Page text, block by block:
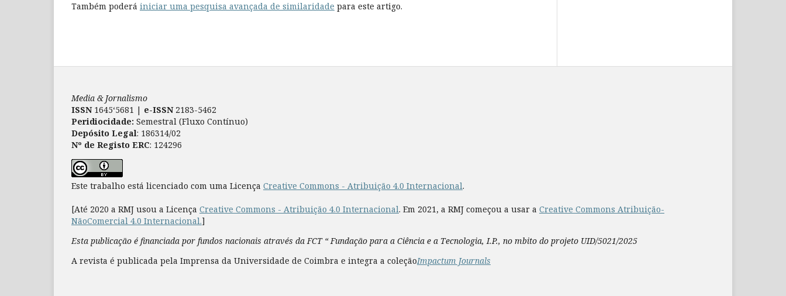
Também poderá iniciar uma pesquisa avançada de similaridade para este artigo.
Media & Jornalismo
ISSN 1645‘5681 | e-ISSN2183-5462
Peridiocidade: Semestral (Fluxo Contínuo)
Depósito Legal: 186314/02
Nº de Registo ERC: 124296
Este trabalho está licenciado com uma Licença Creative Commons - Atribuição 4.0 Internacional.
[Até 2020 a RMJ usou a Licença Creative Commons - Atribuição 4.0 Internacional. Em 2021, a RMJ começou a usar a Creative Commons Atribuição-
NãoComercial 4.0 Internacional.]
Esta publicação é financiada por fundos nacionais através da FCT “ Fundação para a Ciência e a Tecnologia, I.P., no mbito do projeto UID/5021/2025
A revista é publicada pela Imprensa da Universidade de Coimbra e integra a coleçãoImpactum Journals